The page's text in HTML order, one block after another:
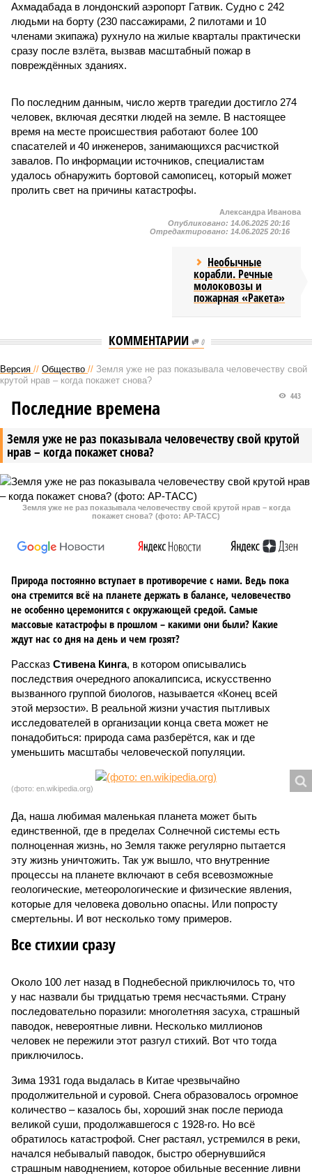
Ахмадабада в лондонский аэропорт Гатвик. Судно с 242
людьми на борту (230 пассажирами, 2 пилотами и 10
членами экипажа) рухнуло на жилые кварталы практически
сразу после взлёта, вызвав масштабный пожар в
повреждённых зданиях.
По последним данным, число жертв трагедии достигло 274
человек, включая десятки людей на земле. В настоящее
время на месте происшествия работают более 100
спасателей и 40 инженеров, занимающихся расчисткой
завалов. По информации источников, специалистам
удалось обнаружить бортовой самописец, который может
пролить свет на причины катастрофы.
Александра Иванова
Опубликовано: 14.06.2025 20:16
Отредактировано: 14.06.2025 20:16
Необычные
корабли. Речные
молоковозы и
пожарная «Ракета»
КОММЕНТАРИИ 0
Версия // Общество // Земля уже не раз показывала человечеству свой
крутой нрав – когда покажет снова?
Земля уже не раз показывала человечеству свой крутой
нрав – когда покажет снова?
443
Последние времена
Земля уже не раз показывала человечеству свой крутой нрав – когда
покажет снова? (фото: АР-ТАСС)
Природа постоянно вступает в противоречие с нами. Ведь пока
она стремится всё на планете держать в балансе, человечество
не особенно церемонится с окружающей средой. Самые
массовые катастрофы в прошлом – какими они были? Какие
ждут нас со дня на день и чем грозят?
Рассказ Стивена Кинга, в котором описывались
последствия очередного апокалипсиса, искусственно
вызванного группой биологов, называется «Конец всей
этой мерзости». В реальной жизни участия пытливых
исследователей в организации конца света может не
понадобиться: природа сама разберётся, как и где
уменьшить масштабы человеческой популяции.
(фото: en.wikipedia.org)
Да, наша любимая маленькая планета может быть
единственной, где в пределах Солнечной системы есть
полноценная жизнь, но Земля также регулярно пытается
эту жизнь уничтожить. Так уж вышло, что внутренние
процессы на планете включают в себя всевозможные
геологические, метеорологические и физические явления,
которые для человека довольно опасны. Или попросту
смертельны. И вот несколько тому примеров.
Все стихии сразу
Около 100 лет назад в Поднебесной приключилось то, что
у нас назвали бы тридцатью тремя несчастьями. Страну
последовательно поразили: многолетняя засуха, страшный
паводок, невероятные ливни. Несколько миллионов
человек не пережили этот разгул стихий. Вот что тогда
приключилось.
Зима 1931 года выдалась в Китае чрезвычайно
продолжительной и суровой. Снега образовалось огромное
количество – казалось бы, хороший знак после периода
великой суши, продолжавшегося с 1928-го. Но всё
обратилось катастрофой. Снег растаял, устремился в реки,
начался небывалый паводок, быстро обернувшийся
страшным наводнением, которое обильные весенние ливни